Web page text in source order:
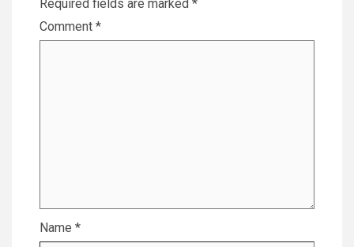
Required fields are marked *
Comment *
Name *